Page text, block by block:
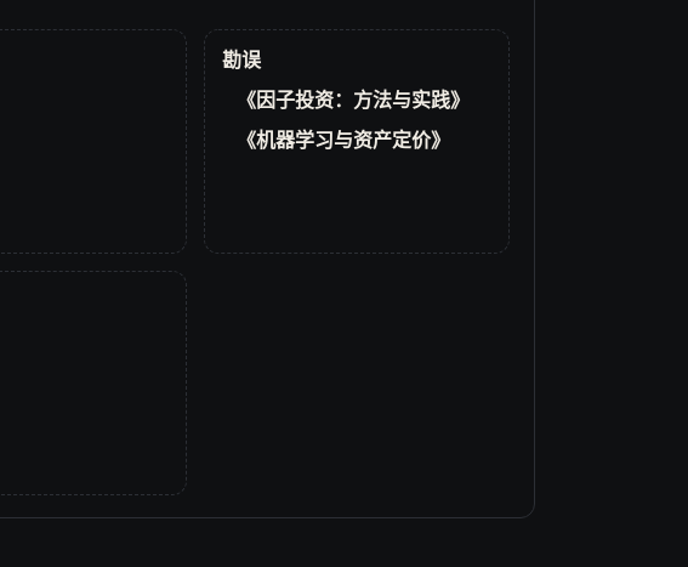
勘误
《因子投资：方法与实践》
《机器学习与资产定价》